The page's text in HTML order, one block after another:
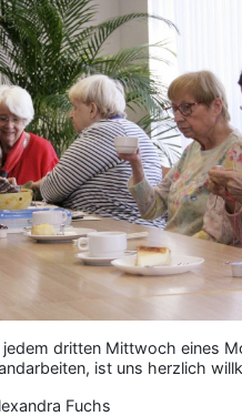
dritten Mittwoch eines
ist uns herzlich
Fuchs